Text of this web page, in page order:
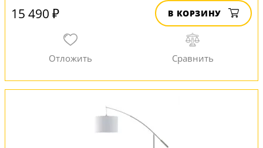
15 490 ₽ В КОРЗИНУ